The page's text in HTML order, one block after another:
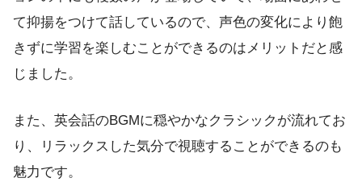
て抑揚をつけて話しているので、声色の変化により飽
きずに学習を楽しむことができるのはメリットだと感
じました。
また、英会話のBGMに穏やかなクラシックが流れてお
り、リラックスした気分で視聴することができるのも
魅力です。